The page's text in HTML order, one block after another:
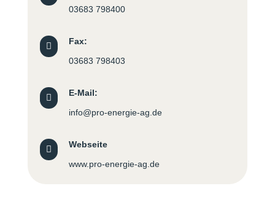
03683 798400

Fax:
03683 798403

E-Mail:
info@pro-energie-ag.de

Webseite
www.pro-energie-ag.de